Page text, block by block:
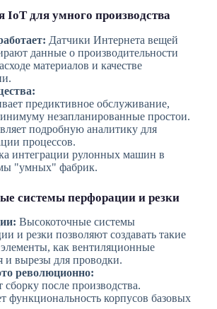
IoT для умного производства
Датчики Интернета вещей
данные о производительности
материалов и качестве
предиктивное обслуживание,
незапланированные простои.
подробную аналитику для
процессов.
интеграции рулонных машин в
"умных" фабрик.
системы перфорации и резки
Высокоточные системы
и резки позволяют создавать такие
как вентиляционные
и вырезы для проводки.
революционно:
после производства.
функциональность корпусов базовых